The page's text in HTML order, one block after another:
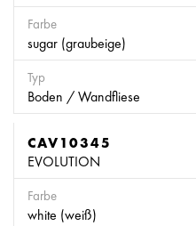
Farbe
sugar (graubeige)
Typ
Boden / Wandfliese
CAV10345
EVOLUTION
Farbe
white (weiß)